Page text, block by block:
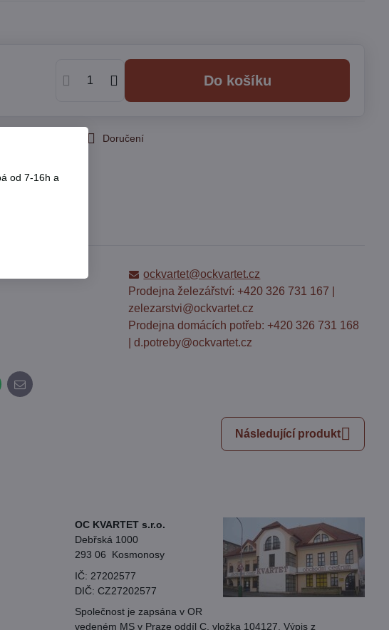
Do košíku
Doručení
ockvartet@ockvartet.cz
Prodejna železářství: +420 326 731 167 |
zelezarstvi@ockvartet.cz
Prodejna domácích potřeb: +420 326 731 168
| d.potreby@ockvartet.cz
E-
mail
Následující produkt
OC KVARTET s.r.o.
Debřská 1000
293 06 Kosmonosy
IČ: 27202577
DIČ: CZ27202577
Společnost je zapsána v OR
vedeném MS v Praze oddíl C, vložka 104127.Výpis z
od 7-16h a